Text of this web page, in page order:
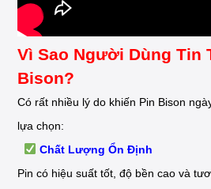
Vì Sao Người Dùng Tin
Bison?
Có rất nhiều lý do khiến Pin Bison
lựa chọn:
Chất Lượng Ổn Định
Pin có hiệu suất tốt, độ bền cao và